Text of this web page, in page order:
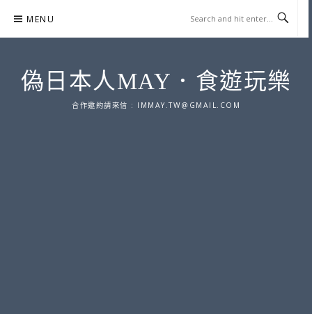
content
MENU
偽日本人MAY．食遊玩樂
合作邀約請來信 : IMMAY.TW@GMAIL.COM